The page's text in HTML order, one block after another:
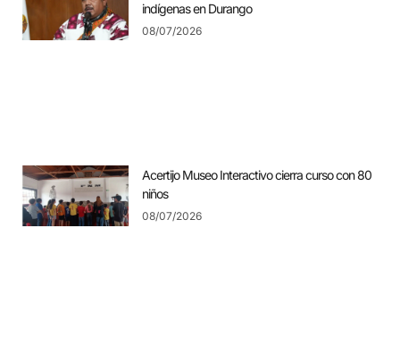
indígenas en Durango
08/07/2026
Acertijo Museo Interactivo cierra curso con 80
niños
08/07/2026